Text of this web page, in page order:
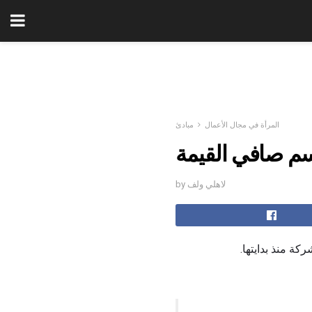
المرأة في مجال الأعمال مبادئ
صافي القيمة
by لاهلي ولف
منذ بدايتها.